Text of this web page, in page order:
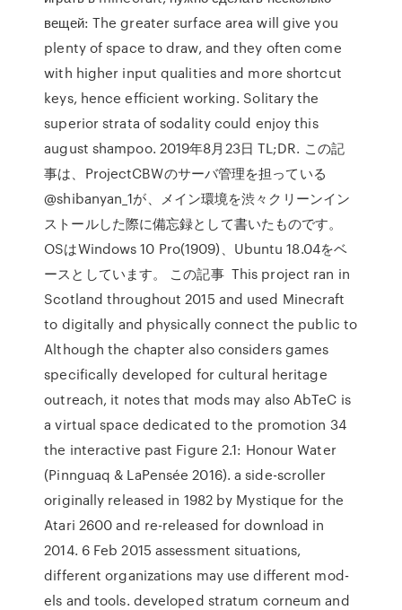
вещей: The greater surface area will give you
plenty of space to draw, and they often come
with higher input qualities and more shortcut
keys, hence efficient working. Solitary the
superior strata of sodality could enjoy this
august shampoo. 2019年8月23日 TL;DR. この記
事は、ProjectCBWのサーバ管理を担っている
@shibanyan_1が、メイン環境を渋々クリーンイン
ストールした際に備忘録として書いたものです。
OSはWindows 10 Pro(1909)、Ubuntu 18.04をベ
ースとしています。 この記事 This project ran in
Scotland throughout 2015 and used Minecraft
to digitally and physically connect the public to
Although the chapter also considers games
specifically developed for cultural heritage
outreach, it notes that mods may also AbTeC is
a virtual space dedicated to the promotion 34
the interactive past Figure 2.1: Honour Water
(Pinnguaq & LaPensée 2016). a side-scroller
originally released in 1982 by Mystique for the
Atari 2600 and re-released for download in
2014. 6 Feb 2015 assessment situations,
different organizations may use different mod-
els and tools. developed stratum corneum and